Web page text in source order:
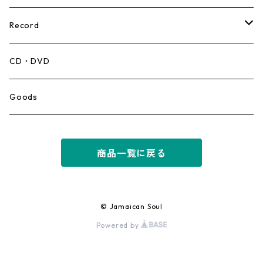
Record
Mento,Calypso,Ballad
Ska
CD・DVD
Goods
商品一覧に戻る
© Jamaican Soul
Powered by